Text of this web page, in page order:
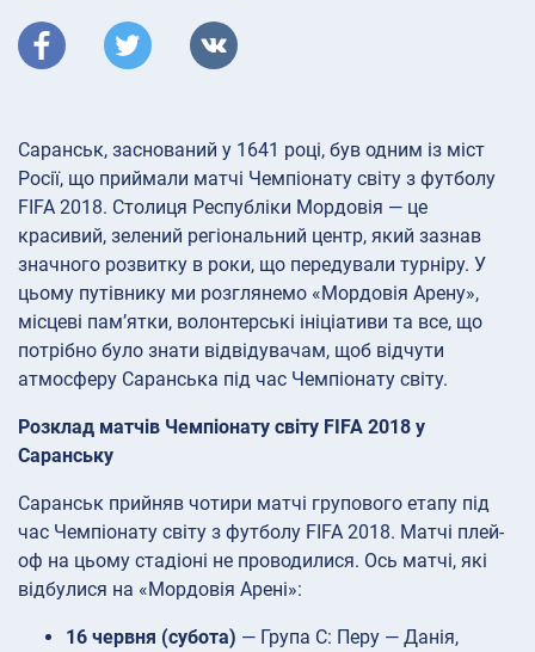
Саранськ, заснований у 1641 році, був одним із міст
Росії, що приймали матчі Чемпіонату світу з футболу
FIFA 2018. Столиця Республіки Мордовія — це
красивий, зелений регіональний центр, який зазнав
значного розвитку в роки, що передували турніру. У
цьому путівнику ми розглянемо «Мордовія Арену»,
місцеві пам’ятки, волонтерські ініціативи та все, що
потрібно було знати відвідувачам, щоб відчути
атмосферу Саранська під час Чемпіонату світу.
Розклад матчів Чемпіонату світу FIFA 2018 у
Саранську
Саранськ прийняв чотири матчі групового етапу під
час Чемпіонату світу з футболу FIFA 2018. Матчі плей-
оф на цьому стадіоні не проводилися. Ось матчі, які
відбулися на «Мордовія Арені»:
16 червня (субота) — Група C: Перу — Данія,